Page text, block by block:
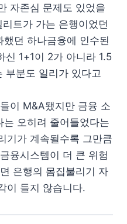
자존심 문제도 있었을
트가 가는 은행이었던
던 하나금융에 인수된
신 1+1이 2가 아니라 1.5
부분도 일리가 있다고
이 M&A됐지만 금융 소
오히려 줄어들었다는
기가 계속될수록 그만큼
융시스템이 더 큰 위험
은행의 몸집불리기 자
이 들지 않습니다.